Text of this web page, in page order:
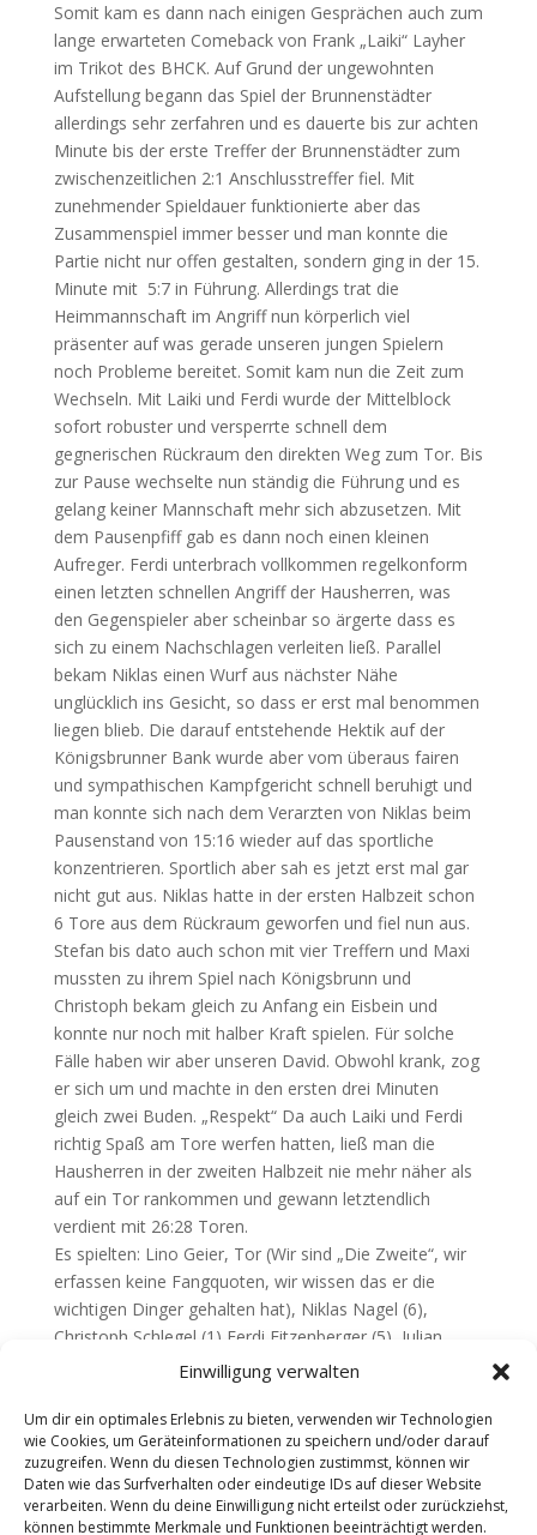
Einwilligung verwalten
Um dir ein optimales Erlebnis zu bieten, verwenden wir Technologien
wie Cookies, um Geräteinformationen zu speichern und/oder darauf
zuzugreifen. Wenn du diesen Technologien zustimmst, können wir
Daten wie das Surfverhalten oder eindeutige IDs auf dieser Website
verarbeiten. Wenn du deine Einwilligung nicht erteilst oder zurückziehst,
können bestimmte Merkmale und Funktionen beeinträchtigt werden.
Somit kam es dann nach einigen Gesprächen auch zum
lange erwarteten Comeback von Frank „Laiki“ Layher
im Trikot des BHCK. Auf Grund der ungewohnten
Aufstellung begann das Spiel der Brunnenstädter
allerdings sehr zerfahren und es dauerte bis zur achten
Minute bis der erste Treffer der Brunnenstädter zum
zwischenzeitlichen 2:1 Anschlusstreffer fiel. Mit
zunehmender Spieldauer funktionierte aber das
Zusammenspiel immer besser und man konnte die
Partie nicht nur offen gestalten, sondern ging in der 15.
Minute mit 5:7 in Führung. Allerdings trat die
Heimmannschaft im Angriff nun körperlich viel
präsenter auf was gerade unseren jungen Spielern
noch Probleme bereitet. Somit kam nun die Zeit zum
Wechseln. Mit Laiki und Ferdi wurde der Mittelblock
sofort robuster und versperrte schnell dem
gegnerischen Rückraum den direkten Weg zum Tor. Bis
zur Pause wechselte nun ständig die Führung und es
gelang keiner Mannschaft mehr sich abzusetzen. Mit
dem Pausenpfiff gab es dann noch einen kleinen
Aufreger. Ferdi unterbrach vollkommen regelkonform
einen letzten schnellen Angriff der Hausherren, was
den Gegenspieler aber scheinbar so ärgerte dass es
sich zu einem Nachschlagen verleiten ließ. Parallel
bekam Niklas einen Wurf aus nächster Nähe
unglücklich ins Gesicht, so dass er erst mal benommen
liegen blieb. Die darauf entstehende Hektik auf der
Königsbrunner Bank wurde aber vom überaus fairen
und sympathischen Kampfgericht schnell beruhigt und
man konnte sich nach dem Verarzten von Niklas beim
Pausenstand von 15:16 wieder auf das sportliche
konzentrieren. Sportlich aber sah es jetzt erst mal gar
nicht gut aus. Niklas hatte in der ersten Halbzeit schon
6 Tore aus dem Rückraum geworfen und fiel nun aus.
Stefan bis dato auch schon mit vier Treffern und Maxi
mussten zu ihrem Spiel nach Königsbrunn und
Christoph bekam gleich zu Anfang ein Eisbein und
konnte nur noch mit halber Kraft spielen. Für solche
Fälle haben wir aber unseren David. Obwohl krank, zog
er sich um und machte in den ersten drei Minuten
gleich zwei Buden. „Respekt“ Da auch Laiki und Ferdi
richtig Spaß am Tore werfen hatten, ließ man die
Hausherren in der zweiten Halbzeit nie mehr näher als
auf ein Tor rankommen und gewann letztendlich
verdient mit 26:28 Toren.
Es spielten: Lino Geier, Tor (Wir sind „Die Zweite“, wir
erfassen keine Fangquoten, wir wissen das er die
wichtigen Dinger gehalten hat), Niklas Nagel (6),
Christoph Schlegel (1) Ferdi Eitzenberger (5), Julian
Obermayer (2), Stefan Gaartz (4), David Raab (3), Maxi
Teilen mit: